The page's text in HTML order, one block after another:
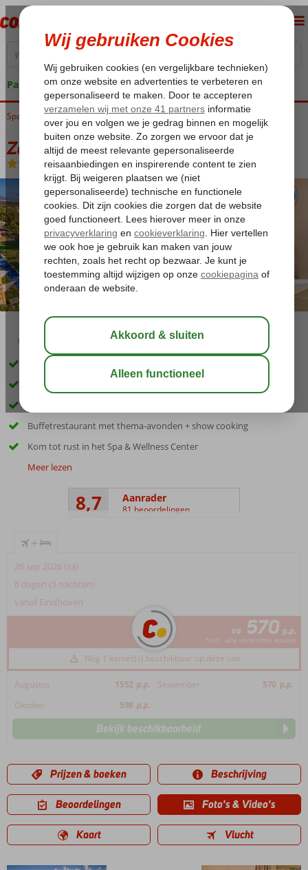
Pakketgarantie
Home
Spanje Balearen Mallorca Ca'n Picafort Zafiro Mallorca
Zafiro Mallorca
Logies-Hotel
02:30 aug 30°C
Vlak bij het strand en het centrum
Premium studio’s en appartementen, én ook All Inclusive
Buffetrestaurant met thema-avonden + show cooking
Kom tot rust in het Spa & Wellness Center
Meer lezen
8,7 Aanrader
81 beoordelingen
+
26 sep 2026 (za)
6 dagen (5 nachten)
vanaf Eindhoven
va 570 p.p.
*incl. alle verplichte kosten
Nog 1 kamer(s) beschikbaar op deze site
Augustus 1552 p.p. September 570 p.p.
Oktober
598 p.p.
Bekijk beschikbaarheid
Prijzen & boeken Beschrijving
Beoordelingen Foto's & Video's
Kaart Vlucht